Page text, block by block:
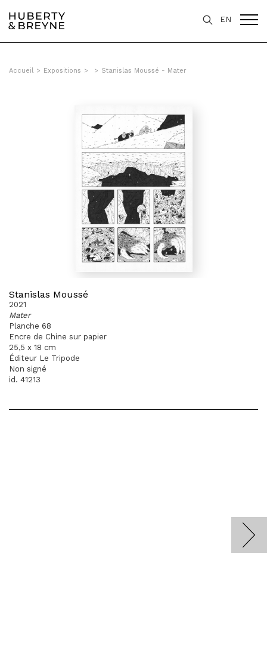
EN
Accueil > Expositions > > Stanislas Moussé - Mater
Stanislas Moussé
2021
Mater
Planche 68
Encre de Chine sur papier
25,5 x 18 cm
Éditeur Le Tripode
Non signé
id. 41213